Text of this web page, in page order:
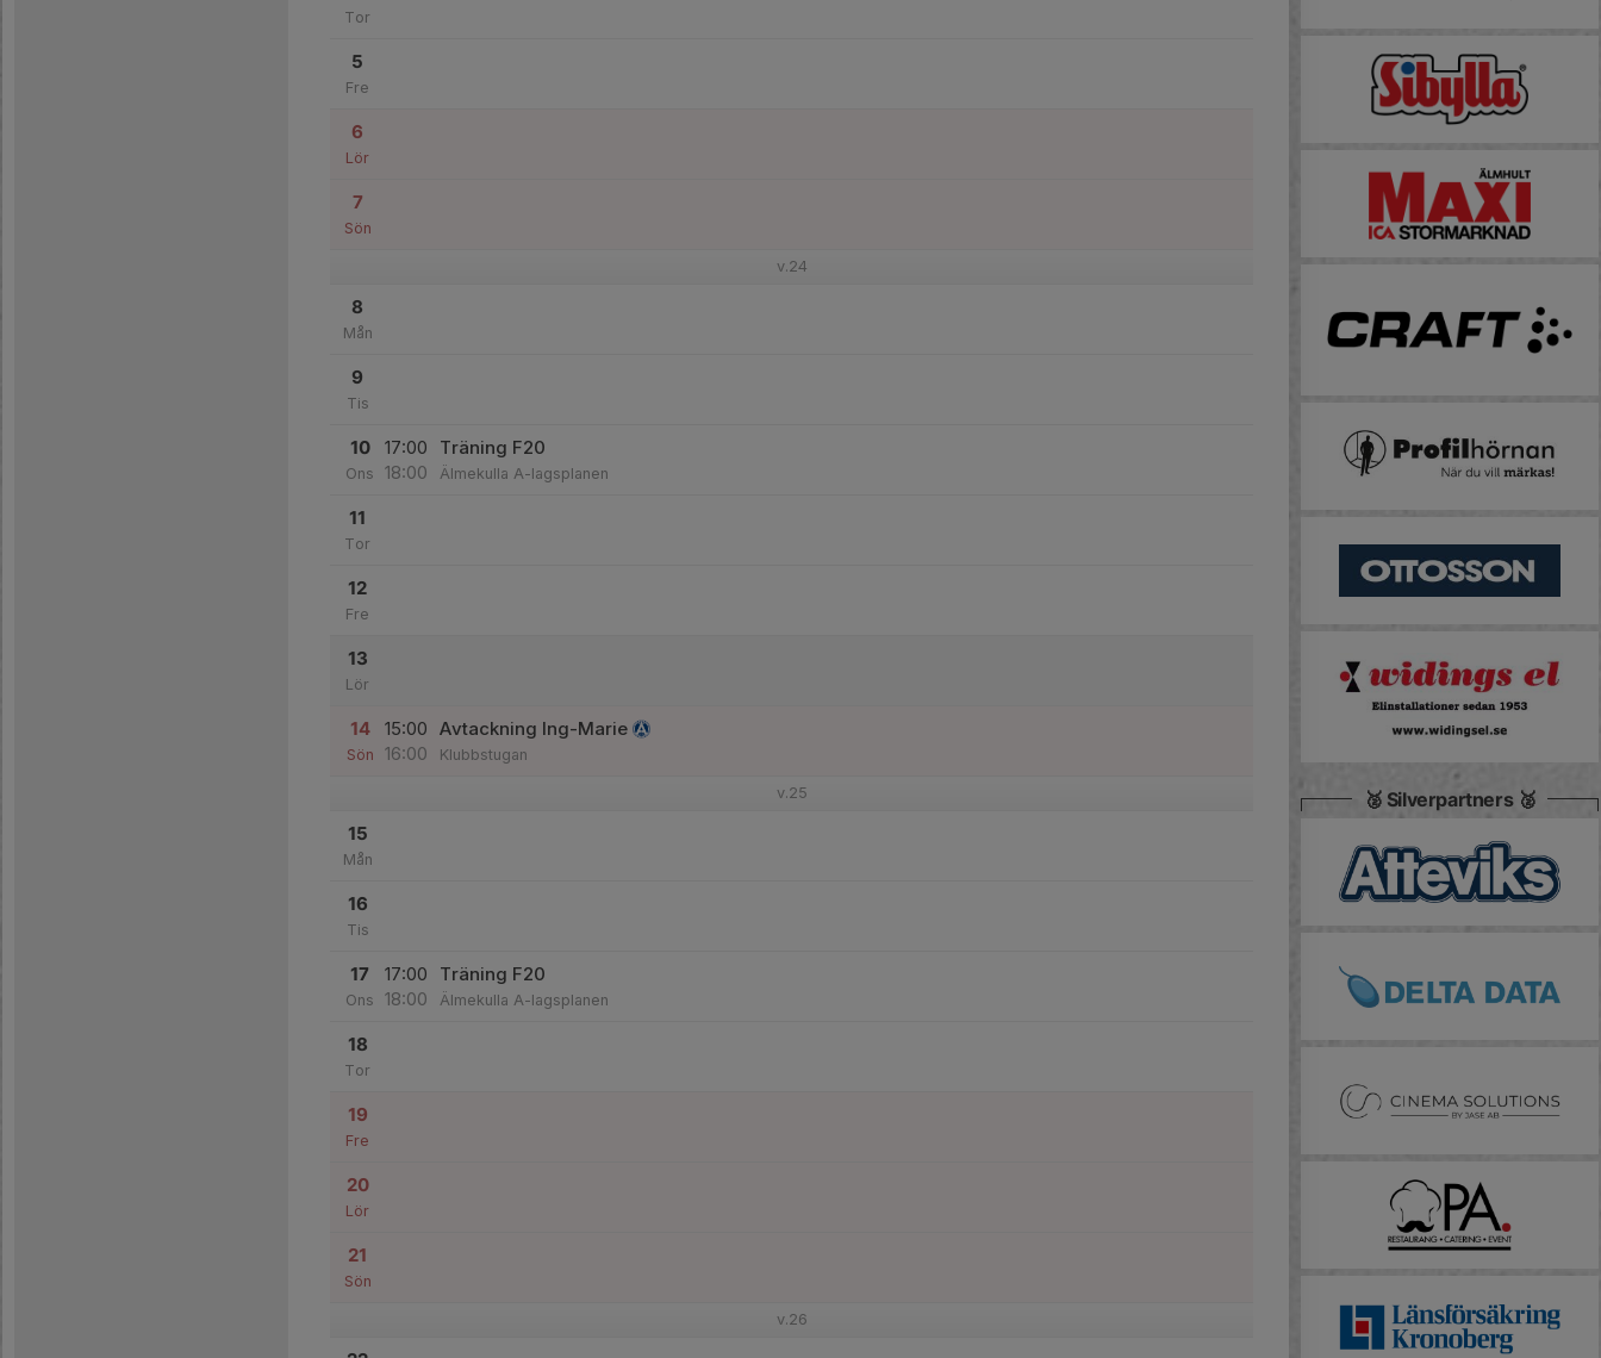
Tor
5
Fre
6
Lör
7
Sön
v.24
8
Mån
9
Tis
10
Ons
17:00
18:00
Träning F20
Älmekulla A-lagsplanen
11
Tor
12
Fre
13
Lör
14
Sön
15:00
16:00
Avtackning Ing-Marie
Klubbstugan
v.25
15
Mån
16
Tis
17
Ons
17:00
18:00
Träning F20
Älmekulla A-lagsplanen
18
Tor
19
Fre
20
Lör
21
Sön
v.26
🥈 Silverpartners 🥈